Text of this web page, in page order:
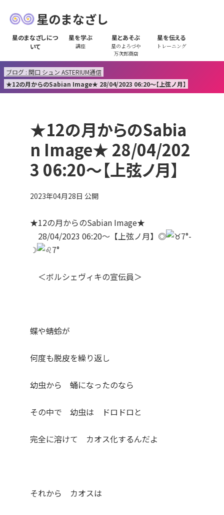
星のまなざし
星のまなざしにつ
いて
星を学ぶ
講座
星とあそぶ
星のよろづや
万次郎商店
星を伝える
トレーニング
ブログ : 関口 シュン ASTERIUM通信
★12の月からのSabian Image★ 28/04/2023 06:20～【上弦ノ月】
★12の月からのSabia
n Image★ 28/04/202
3 06:20～【上弦ノ月】
2023年04月28日 公開
★12の月からのSabian Image★
28/04/2023 06:20～【上弦ノ月】◎
7°-
☽
7°
＜ボルシェヴィキの宣伝員＞
蝶や蜻蛉が
何度も脱皮を繰り返し
幼虫から 蛹になったのなら
その中で 幼虫は ドロドロと
完全に溶けて カオス化するんだよ
それから カオスは